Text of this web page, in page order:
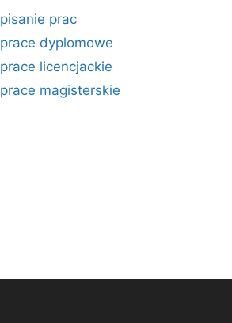
pisanie prac
prace dyplomowe
prace licencjackie
prace magisterskie